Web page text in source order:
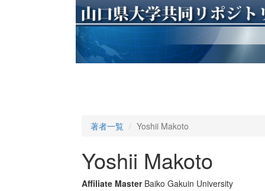
著者一覧 Yoshii Makoto
Yoshii Makoto
Affiliate Master Baiko Gakuin University